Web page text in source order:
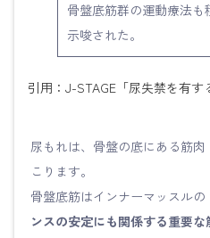
骨盤底筋群の運動療法
示唆された。
引用：J-STAGE「尿失禁を有
尿もれは、骨盤の底にある筋肉
こります。
骨盤底筋はインナーマッスルの
ンスの安定にも関係する重要な